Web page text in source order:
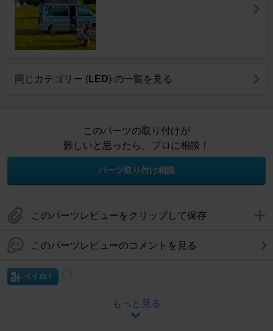
同じカテゴリー (LED) の一覧を見る
このパーツの取り付けが
難しいと思ったら、プロに相談！
パーツ取り付け相談
このパーツレビューをクリップして保存
このパーツレビューのコメントを見る
イイね！
もっと見る